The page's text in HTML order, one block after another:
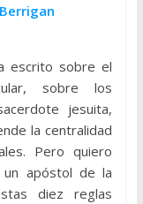
escrito sobre el
sobre los
jesuita,
la centralidad
Pero quiero
apóstol de la
diez reglas